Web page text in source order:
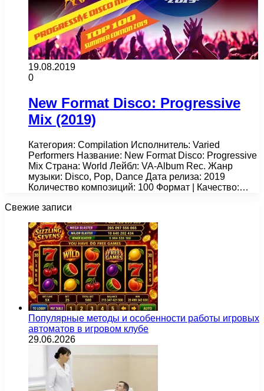
19.08.2019
0
New Format Disco: Progressive
Mix (2019)
Категория: Compilation Исполнитель: Varied
Performers Название: New Format Disco: Progressive
Mix Страна: World Лейбл: VA-Album Rec. Жанр
музыки: Disco, Pop, Dance Дата релиза: 2019
Количество композиций: 100 Формат | Качество:…
Свежие записи
Популярные методы и особенности работы игровых
автоматов в игровом клубе
29.06.2026